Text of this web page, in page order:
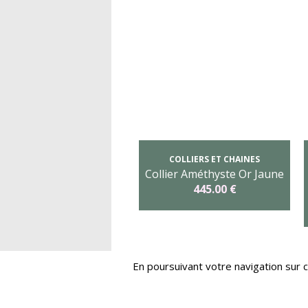
COLLIERS ET CHAINES
Collier Améthyste Or Jaune
445.00 €
En poursuivant votre navigation sur